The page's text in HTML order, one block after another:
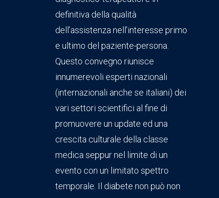
definitiva della qualità
dell’assistenza nell’interesse primo
e ultimo del paziente-persona.
Questo convegno riunisce
innumerevoli esperti nazionali
(internazionali anche se italiani) dei
vari settori scientifici al fine di
promuovere un update ed una
crescita culturale della classe
medica seppur nel limite di un
evento con un limitato spettro
temporale. Il diabete non può non